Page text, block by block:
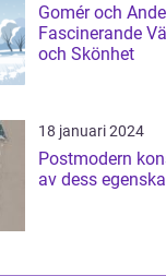
Gomér och
Fascinerande
och Skönhet
18 januari 2024
Postmodern
av dess